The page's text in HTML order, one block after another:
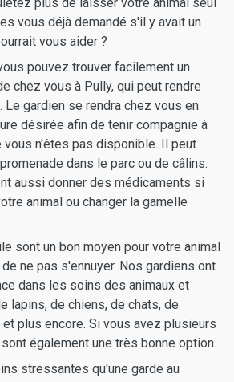
vous déjà demandé s'il y avait un
vous aider ?
pouvez trouver facilement un
chez vous à Pully, qui peut rendre
Le gardien se rendra chez vous en
désirée afin de tenir compagnie à
vous n'êtes pas disponible. Il peut
dans le parc ou de câlins.
aussi donner des médicaments si
animal ou changer la gamelle
sont un bon moyen pour votre animal
ne pas s'ennuyer. Nos gardiens ont
dans les soins des animaux et
lapins, de chiens, de chats, de
plus encore. Si vous avez plusieurs
également une très bonne option.
stressantes qu'une garde au